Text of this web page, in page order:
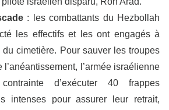
: les combattants du Hezbollah
les effectifs et les ont engagés à
du cimetière. Pour sauver les troupes
l’anéantissement, l’armée israélienne
d’exécuter 40 frappes
intenses pour assurer leur retrait,